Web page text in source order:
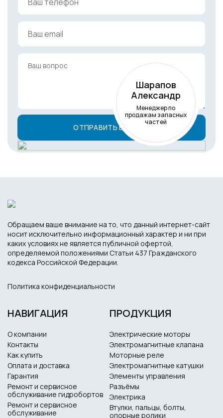
Шарапов
Александр
Менеджер по
продажам запасных
частей
Обращаем ваше внимание на то, что данный интернет-сайт
носит исключительно информационный характер и ни при
каких условиях не является публичной офертой,
определяемой положениями Статьи 437 Гражданского
кодекса Российской Федерации.
Политика конфиденциальности
НАВИГАЦИЯ
О компании
Контакты
Как купить
Оплата и доставка
Гарантия
Ремонт и сервисное
обслуживание гидробортов
Ремонт и сервисное
обслуживание
ПРОДУКЦИЯ
Электрические моторы
Электромагнитные клапана
Моторные реле
Электромагнитные катушки
Элементы управления
Разъёмы
Электрика
Втулки, пальцы, болты,
опорные ролики